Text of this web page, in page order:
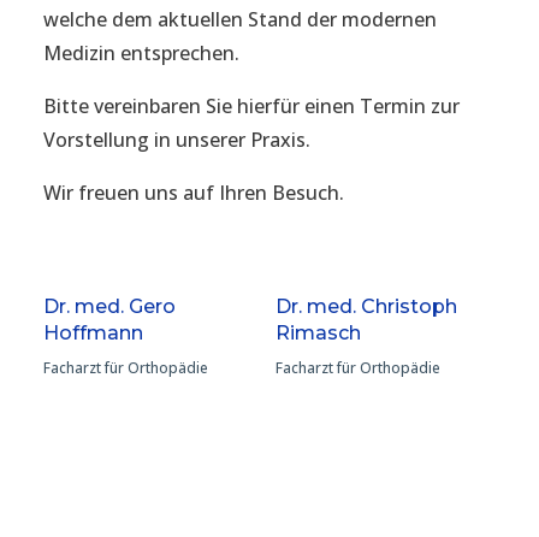
welche dem aktuellen Stand der modernen
Medizin entsprechen.
Bitte vereinbaren Sie hierfür einen Termin zur
Vorstellung in unserer Praxis.
Wir freuen uns auf Ihren Besuch.
Dr. med. Gero
Hoffmann
Facharzt für Orthopädie
Dr. med. Christoph
Rimasch
Facharzt für Orthopädie